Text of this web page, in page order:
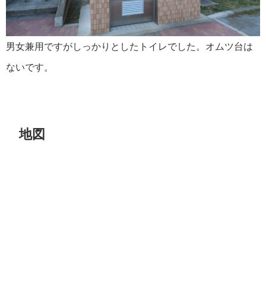
男女兼用ですがしっかりとしたトイレでした。オムツ台は
ないです。
地図